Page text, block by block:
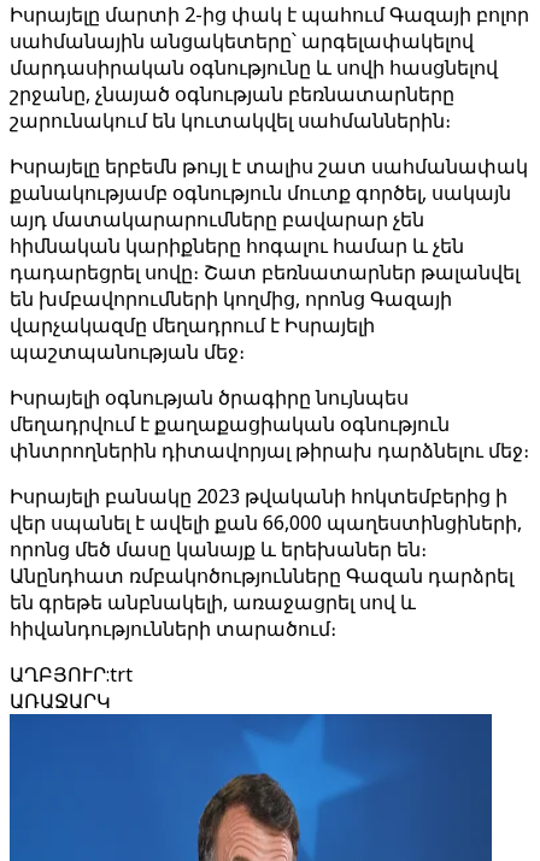
Իսրայելը մարտի 2-ից փակ է պահում Գազայի բոլոր
սահմանային անցակետերը՝ արգելափակելով
մարդասիրական օգնությունը և սովի հասցնելով
շրջանը, չնայած օգնության բեռնատարները
շարունակում են կուտակվել սահմաններին։
Իսրայելը երբեմն թույլ է տալիս շատ սահմանափակ
քանակությամբ օգնություն մուտք գործել, սակայն
այդ մատակարարումները բավարար չեն
հիմնական կարիքները հոգալու համար և չեն
դադարեցրել սովը։ Շատ բեռնատարներ թալանվել
են խմբավորումների կողմից, որոնց Գազայի
վարչակազմը մեղադրում է Իսրայելի
պաշտպանության մեջ։
Իսրայելի օգնության ծրագիրը նույնպես
մեղադրվում է քաղաքացիական օգնություն
փնտրողներին դիտավորյալ թիրախ դարձնելու մեջ։
Իսրայելի բանակը 2023 թվականի հոկտեմբերից ի
վեր սպանել է ավելի քան 66,000 պաղեստինցիների,
որոնց մեծ մասը կանայք և երեխաներ են։
Անընդհատ ռմբակոծությունները Գազան դարձրել
են գրեթե անբնակելի, առաջացրել սով և
հիվանդությունների տարածում։
ԱՂԲՅՈՒՐ:trt
ԱՌԱՋԱՐԿ